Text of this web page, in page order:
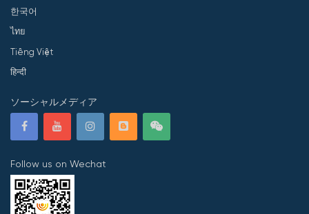
한국어
ไทย
Tiếng Việt
हिन्दी
ソーシャルメディア
Follow us on Wechat